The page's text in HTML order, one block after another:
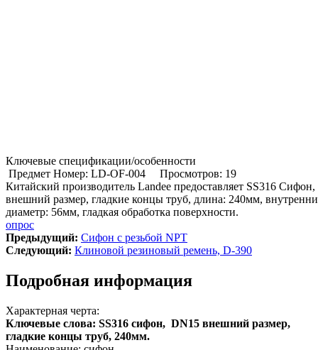
Ключевые спецификации/особенности
Предмет Номер: LD-OF-004
Просмотров: 19
Китайский производитель Landee предоставляет SS316
внешний размер, гладкие концы труб, длина: 240мм,
диаметр: 56мм, гладкая обработка поверхности.
опрос
Предыдущий: Сифон с резьбой NPT
Cледующий: Клиновой резиновый ремень, D-390
Подробная информация
Характерная черта:
Ключевые слова: SS316 сифон, DN15 внешний размер,
гладкие концы труб, 240мм.